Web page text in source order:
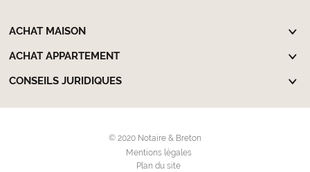
ACHAT MAISON
ACHAT APPARTEMENT
CONSEILS JURIDIQUES
© 2020 Notaire & Breton
Mentions légales
Plan du site